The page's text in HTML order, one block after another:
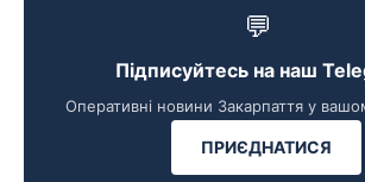
💬
Підписуйтесь на наш
Оперативні новини Закарпаття у
ПРИЄДНАТИСЯ